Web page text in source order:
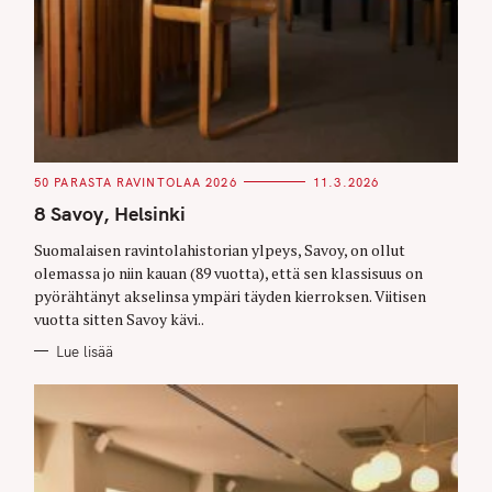
C
T
E
O
R
I
S
50 PARASTA RAVINTOLAA 2026 11.3.2026
8 Savoy, Helsinki
Suomalaisen ravintolahistorian ylpeys, Savoy, on ollut
olemassa jo niin kauan (89 vuotta), että sen klassisuus on
pyörähtänyt akselinsa ympäri täyden kierroksen. Viitisen
vuotta sitten Savoy kävi..
Lue lisää